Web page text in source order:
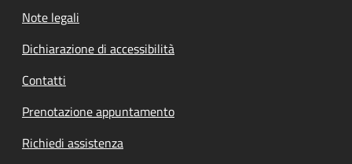
Note legali
Dichiarazione di accessibilità
Contatti
Prenotazione appuntamento
Richiedi assistenza